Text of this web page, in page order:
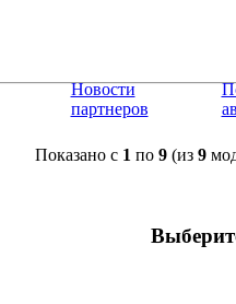
Новости
партнеров
Показано с 1 по 9(из 9